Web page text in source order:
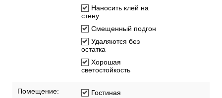
Наносить клей на
стену
Смещенный подгон
Удаляются без
остатка
Хорошая
светостойкость
Помещение:
Гостиная